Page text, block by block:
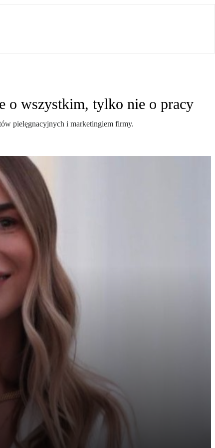
o wszystkim, tylko nie o pracy
pielęgnacyjnych i marketingiem firmy.